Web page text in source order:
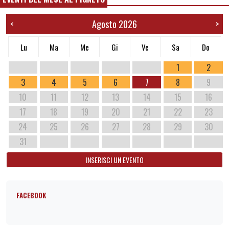
< Agosto 2026 >
Lu Ma Me Gi Ve Sa Do
1
2
3
4 5 6 7 8
9
10
11 12 13 14 15
16
17
18 19 20 21 22
23
24
25 26 27 28 29
30
31
INSERISCI UN EVENTO
FACEBOOK